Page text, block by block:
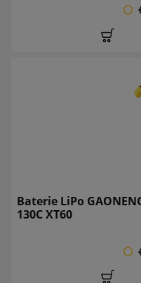
Baterie LiPo
130C XT60